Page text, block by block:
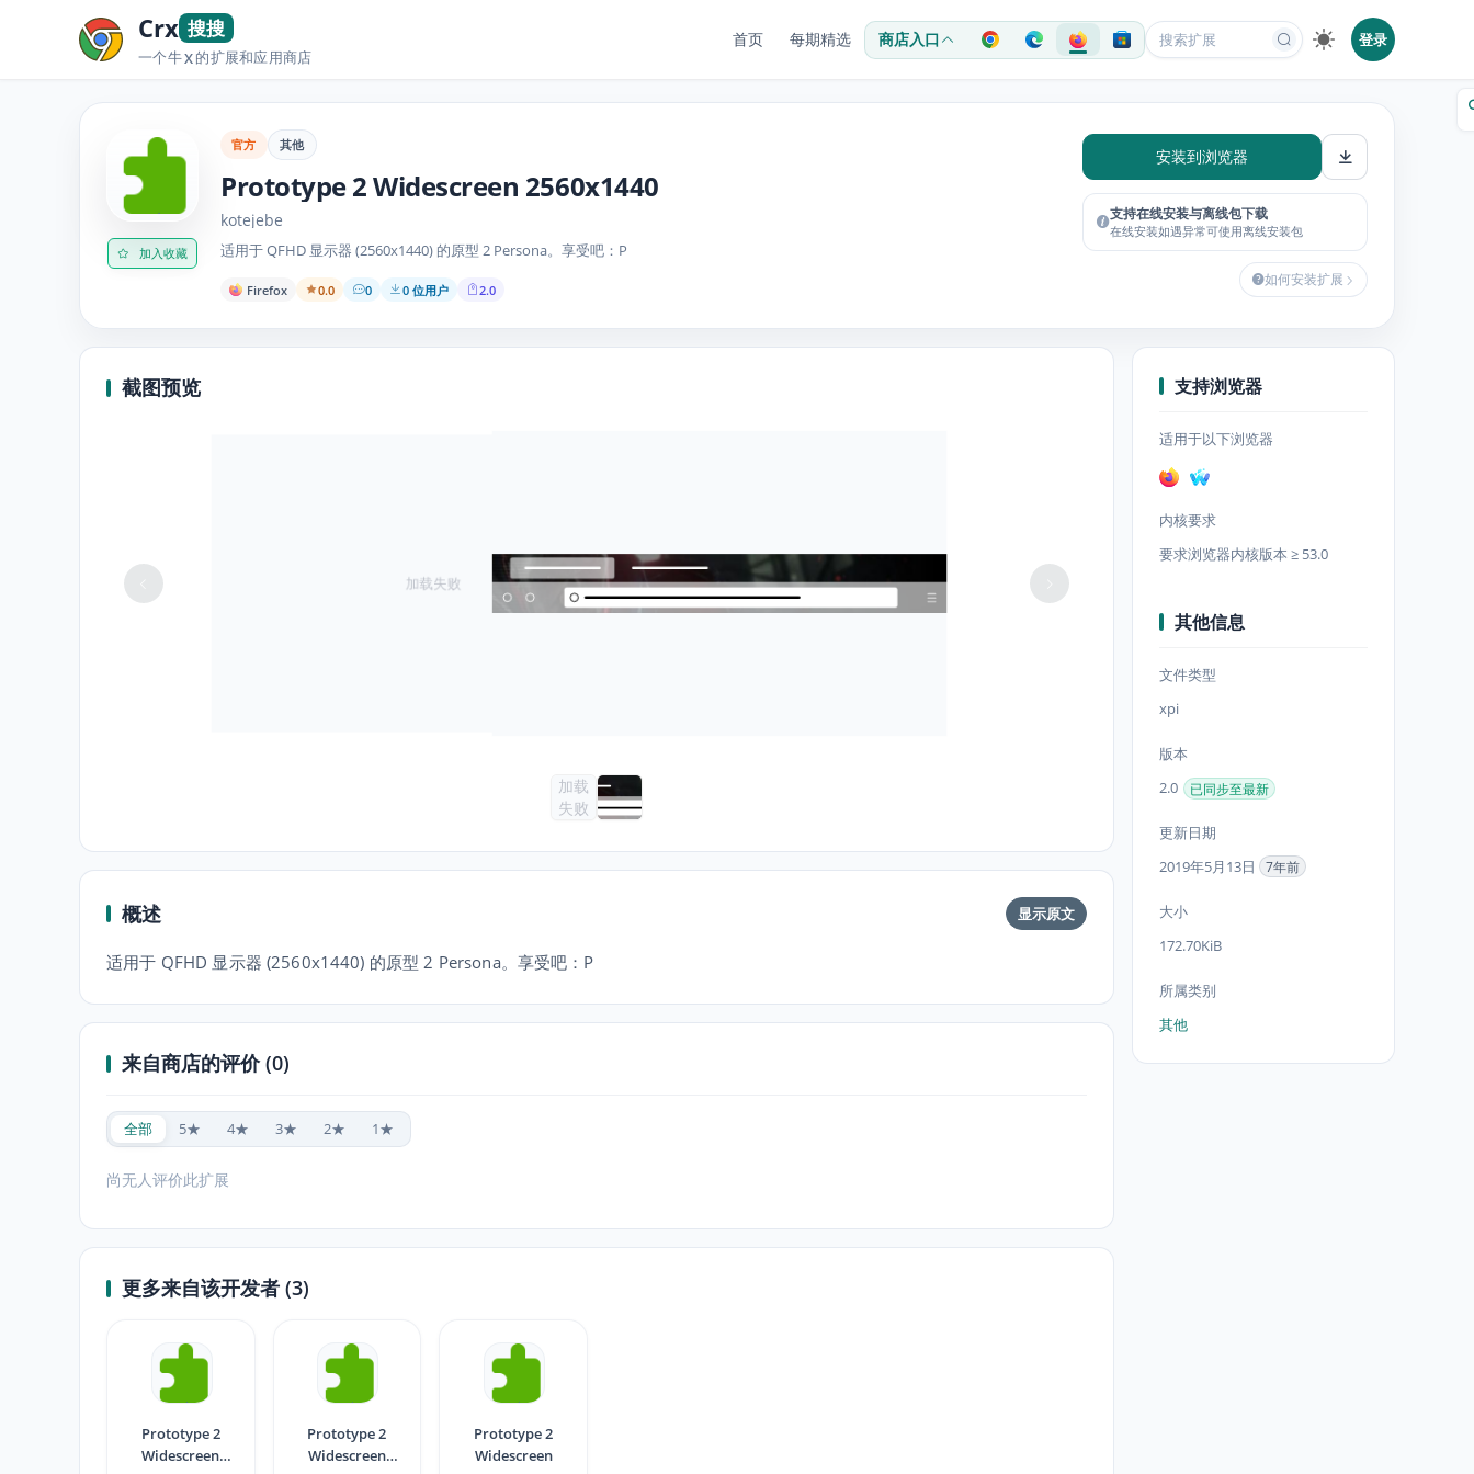
Crx 搜搜
一个牛X的扩展和应用商店
首页 每期精选 商店入口 登录
加入收藏
官方 其他
Prototype 2 Widescreen 2560x1440
kotejebe
适用于 QFHD 显示器 (2560x1440) 的原型 2 Persona。享受吧：P
Firefox 0.0 0 0 位用户 2.0
安装到浏览器
支持在线安装与离线包下载
在线安装如遇异常可使用离线安装包
如何安装扩展
截图预览
加载
失败
概述 显示原文
适用于 QFHD 显示器 (2560x1440) 的原型 2 Persona。享受吧：P
来自商店的评价 (0)
全部 5★ 4★ 3★ 2★ 1★
尚无人评价此扩展
更多来自该开发者 (3)
Prototype 2
Widescreen
Prototype 2
Widescreen
Prototype 2
Widescreen
支持浏览器
适用于以下浏览器
内核要求
要求浏览器内核版本 ≥ 53.0
其他信息
文件类型
xpi
版本
2.0
已同步至最新
更新日期
2019年5月13日
7年前
大小
172.70KiB
所属类别
其他